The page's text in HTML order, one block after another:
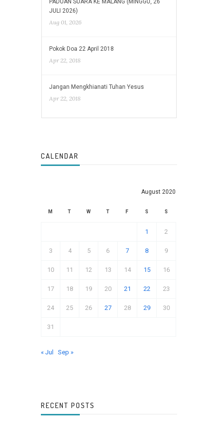
PADUAN SUARA KE MALANG (MINGGU, 26
JULI 2026)
Aug 01, 2026
Pokok Doa 22 April 2018
Apr 22, 2018
Jangan Mengkhianati Tuhan Yesus
Apr 22, 2018
CALENDAR
August 2020
M T W T F S S
1 2
3 4 5 6 7 8 9
10 11 12 13 14 15 16
17 18 19 20 21 22 23
24 25 26 27 28 29 30
31
« Jul Sep »
RECENT POSTS